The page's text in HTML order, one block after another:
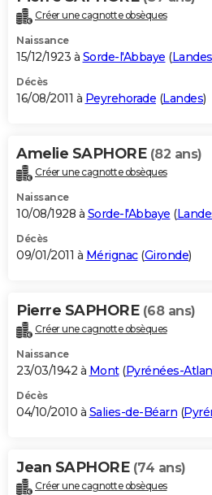
Créer une cagnotte obsèques
Naissance
15/12/1923 à Sorde-l'Abbaye (Landes
Décès
16/08/2011 à Peyrehorade (Landes)
Amelie SAPHORE (82 ans)
Créer une cagnotte obsèques
Naissance
10/08/1928 à Sorde-l'Abbaye (
Décès
09/01/2011 à Mérignac(Gironde)
Pierre SAPHORE (68 ans)
Créer une cagnotte obsèques
Naissance
23/03/1942 à Mont(Pyrénées-
Décès
04/10/2010 à Salies-de-Béarn (
Jean SAPHORE (74 ans)
Créer une cagnotte obsèques